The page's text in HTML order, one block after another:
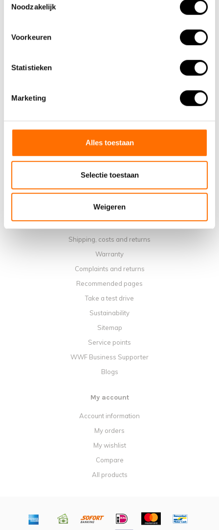
Noodzakelijk
Voorkeuren
Statistieken
Marketing
Alles toestaan
Selectie toestaan
Weigeren
Sales points
Instruction Videos
Terms and conditions
Privacy policy
Shipping, costs and returns
Warranty
Complaints and returns
Recommended pages
Take a test drive
Sustainability
Sitemap
Service points
WWF Business Supporter
Blogs
My account
Account information
My orders
My wishlist
Compare
All products